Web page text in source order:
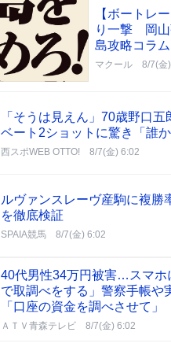
【ボートレ
り一撃 岡山
島攻略コラム
マクール 8/7(金
「そうは見えん」70歳野口
ベート2ショットに驚き「誰
西スポWEB OTTO! 8/7(金) 6:02
ルヴァンスレーヴ産駒に複
を徹底検証
SPAIA競馬 8/7(金) 6:02
40代男性34万円被害…スマホ
で取調べをする」警察手帳
「口座の資金を調べさせて
ＡＴＶ青森テレビ 8/7(金) 6:02